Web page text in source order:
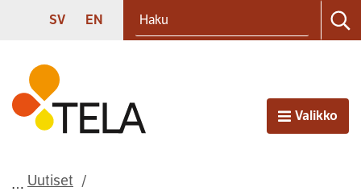
Siirry sisältöön
SVENSKA
SV ENGLISH
EN
Etusivu
AvaaValikko
Uutiset